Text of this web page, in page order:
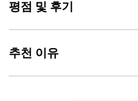
평점 및 후기
추천 이유